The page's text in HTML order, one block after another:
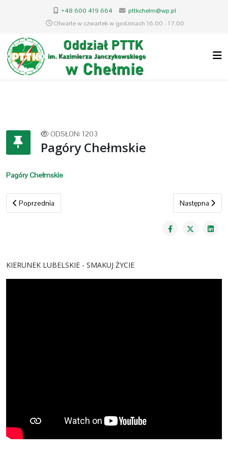
+48 600 419 664
pttkchelm@wp.pl
Otwarte w czwartek w godzinach 16.00 - 17.00
ODSŁON: 1203
Pagóry Chełmskie
Pagóry Chełmskie
Poprzednia strona: LUBELSKIE WEEKENDOWE 2022
Poprzednia Następna
Następna
KIERUNEK LUBELSKIE - SMAKUJ ŻYCIE